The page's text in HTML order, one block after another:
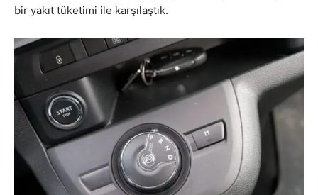
bir yakıt tüketimi ile karşılaştık.